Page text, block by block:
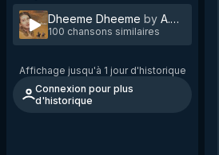
Dheeme Dheeme by A.R. Rahman
100 chansons similaires
Affichage jusqu'à 1 jour d'historique
Connexion pour plus
d'historique